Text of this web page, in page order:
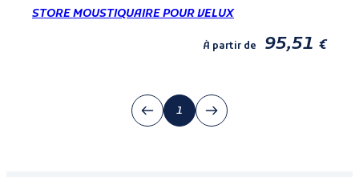
STORE MOUSTIQUAIRE POUR VELUX
À partir de 95,51 €
1